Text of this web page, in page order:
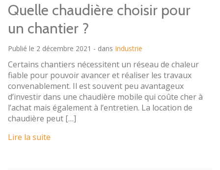
Quelle chaudière choisir pour
un chantier ?
Publié le 2 décembre 2021 - dans Industrie
Certains chantiers nécessitent un réseau de chaleur
fiable pour pouvoir avancer et réaliser les travaux
convenablement. Il est souvent peu avantageux
d’investir dans une chaudière mobile qui coûte cher à
l’achat mais également à l’entretien. La location de
chaudière peut […]
Lire la suite